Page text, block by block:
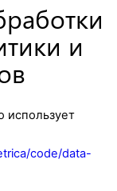
и
использует
code/data-